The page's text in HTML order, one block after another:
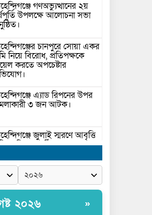
গণঅভ্যুত্থানের ২য়
উপলক্ষে আলোচনা সভা
চানপুরে সোয়া একর
নিয়ে বিরোধ, প্রতিপক্ষকে
করতে অপচেষ্টার
এ্যাড রিপনের উপর
৩ জন আটক।
জুলাই স্মরণে আবৃত্তি
অনুষ্ঠিত।
ঘোষিত ফ্যামিলি কার্ড
মাঠ পর্যায়ে তথ্য সংগ্রহে
স্বচ্ছতা নিশ্চিত করনে
প্রতিমন্ত্রী রাজিব
২০২৬ »